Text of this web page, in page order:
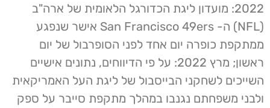
2022: מועדון ליגת הכדורגל הלאומית של ארה"ב
(NFL) ה- San Francisco 49ers אישר שנפגע
ממתקפת כופרה יום אחד לפני הסופרבול של יום
ראשון; מרץ 2022: על פי הדיווחים, נתונים אישיים
השייכים לשחקני הבייסבול של ליגת העל האמריקאית
ולבני משפחתם נגנבו במהלך מתקפת סייבר על ספק